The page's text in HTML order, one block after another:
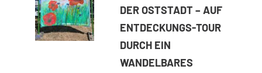
DER OSTSTADT – AUF
ENTDECKUNGS-TOUR
DURCH EIN
WANDELBARES